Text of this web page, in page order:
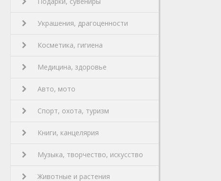
Украшения, драгоценности
Косметика, гигиена
Медицина, здоровье
Авто, мото
Спорт, охота, туризм
Книги, канцелярия
Музыка, творчество, искусство
Животные и растения